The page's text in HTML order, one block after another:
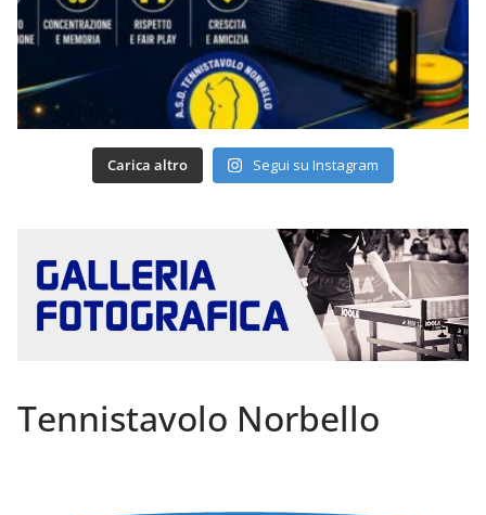
Carica altro Segui su Instagram
Tennistavolo Norbello